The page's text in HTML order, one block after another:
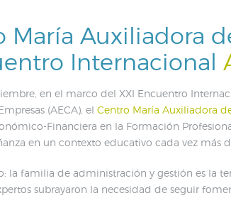
María Auxiliadora
Internacional
en el marco del XXI Encuentro
(AECA), el Centro María Auxiliadora
Financiera en la Formación
en un contexto educativo cada vez más
la familia de administración y gestión es la
subrayaron la necesidad de seguir